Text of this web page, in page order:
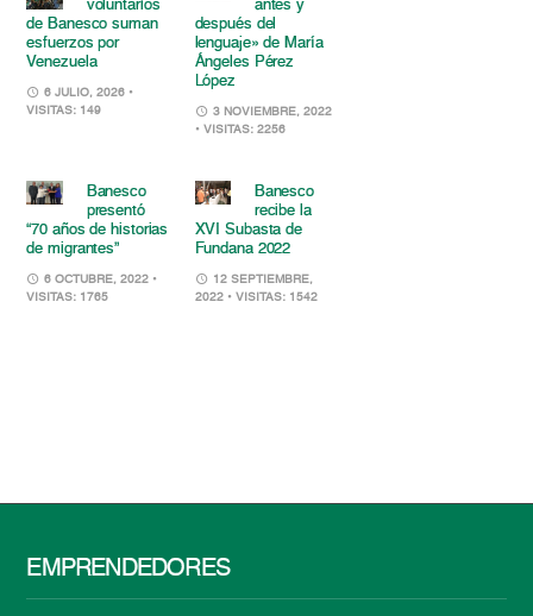
voluntarios
de Banesco suman
esfuerzos por
Venezuela
6 JULIO, 2026 •
VISITAS: 149
antes y
después del
lenguaje» de María
Ángeles Pérez
López
3 NOVIEMBRE, 2022
• VISITAS: 2256
Banesco
presentó
“70 años de historias
de migrantes”
6 OCTUBRE, 2022 •
VISITAS: 1765
Banesco
recibe la
XVI Subasta de
Fundana 2022
12 SEPTIEMBRE,
2022 • VISITAS: 1542
EMPRENDEDORES